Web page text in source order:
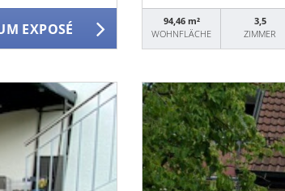
EXPOSÉ
94,46 m²
WOHNFLÄCHE
3,5
ZIMMER